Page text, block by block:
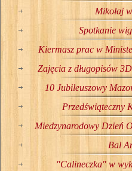
Mikołaj
Spotkanie
Kiermasz prac w
Zajęcia z długopisów
10 Jubileuszowy
Przedświąteczny
Miedzynarodowy Dzień
Bal
"Calineczka" w